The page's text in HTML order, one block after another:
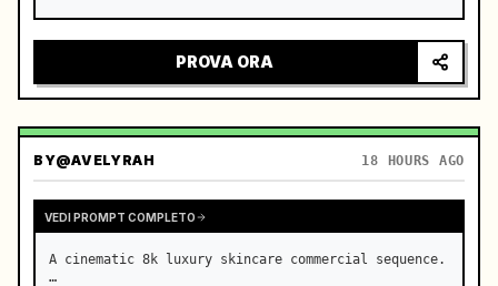
PROVA ORA
BY@AVELYRAH 18 HOURS AGO
VEDI PROMPT COMPLETO
A cinematic 8k luxury skincare commercial sequence.
…